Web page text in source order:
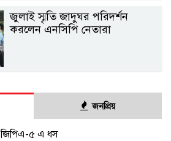
জুলাই স্মৃতি জাদুঘর পরিদর্শন
করলেন এনসিপি নেতারা
জনপ্রিয়
জিপিএ-৫ এ ধস